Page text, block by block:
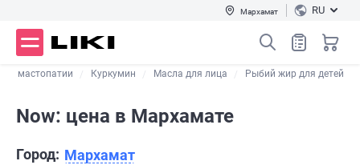
Мархамат RU
мастопатии Куркумин Масла для лица Рыбий жир для детей
Now: цена в Мархамате
Город: Мархамат